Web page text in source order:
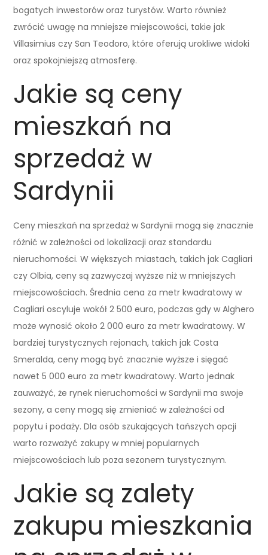
bogatych inwestorów oraz turystów. Warto również
zwrócić uwagę na mniejsze miejscowości, takie jak
Villasimius czy San Teodoro, które oferują urokliwe widoki
oraz spokojniejszą atmosferę.
Jakie są ceny
mieszkań na
sprzedaż w
Sardynii
Ceny mieszkań na sprzedaż w Sardynii mogą się znacznie
różnić w zależności od lokalizacji oraz standardu
nieruchomości. W większych miastach, takich jak Cagliari
czy Olbia, ceny są zazwyczaj wyższe niż w mniejszych
miejscowościach. Średnia cena za metr kwadratowy w
Cagliari oscyluje wokół 2 500 euro, podczas gdy w Alghero
może wynosić około 2 000 euro za metr kwadratowy. W
bardziej turystycznych rejonach, takich jak Costa
Smeralda, ceny mogą być znacznie wyższe i sięgać
nawet 5 000 euro za metr kwadratowy. Warto jednak
zauważyć, że rynek nieruchomości w Sardynii ma swoje
sezony, a ceny mogą się zmieniać w zależności od
popytu i podaży. Dla osób szukających tańszych opcji
warto rozważyć zakupy w mniej popularnych
miejscowościach lub poza sezonem turystycznym.
Jakie są zalety
zakupu mieszkania